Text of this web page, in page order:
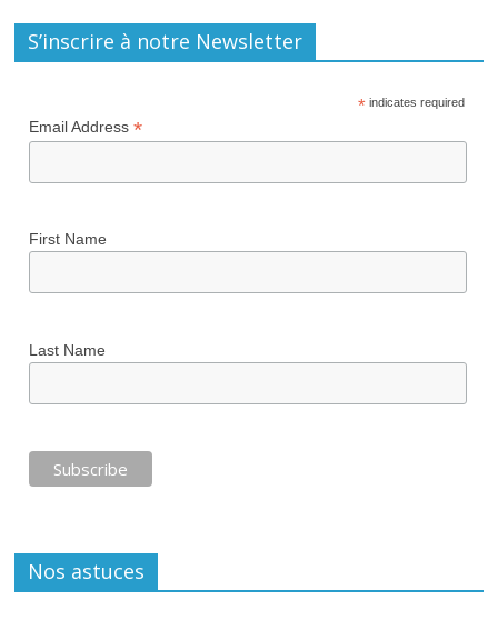
S’inscrire à notre Newsletter
* indicates required
Email Address*
First Name
Last Name
Nos astuces